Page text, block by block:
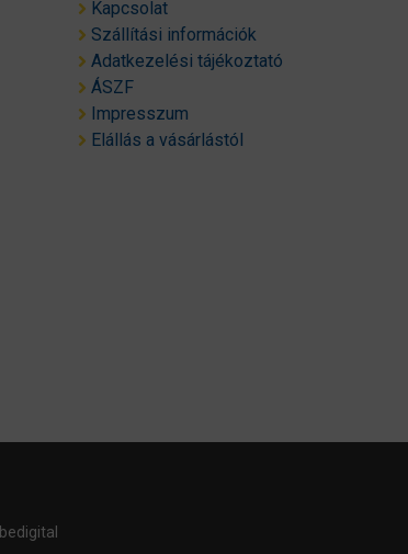
Kapcsolat
Szállítási információk
Adatkezelési tájékoztató
ÁSZF
Impresszum
Elállás a vásárlástól
bedigital